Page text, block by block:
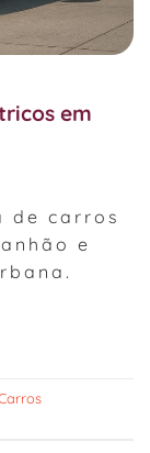
em
de carros
e